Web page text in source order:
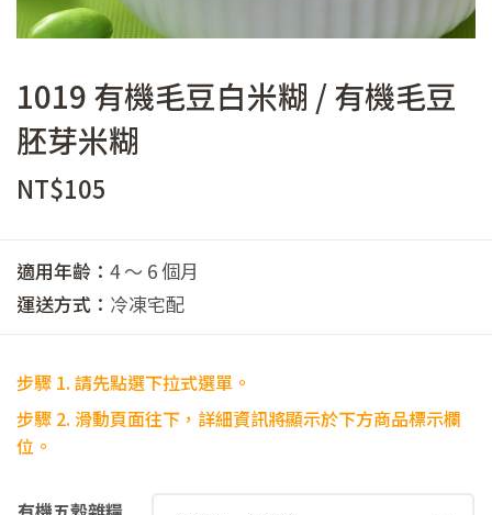
1019 有機毛豆白米糊 / 有機毛豆
胚芽米糊
NT$105
適用年齡： 4 ～ 6 個月
運送方式： 冷凍宅配
步驟 1. 請先點選下拉式選單。
步驟 2. 滑動頁面往下，詳細資訊將顯示於下方商品標示欄
位。